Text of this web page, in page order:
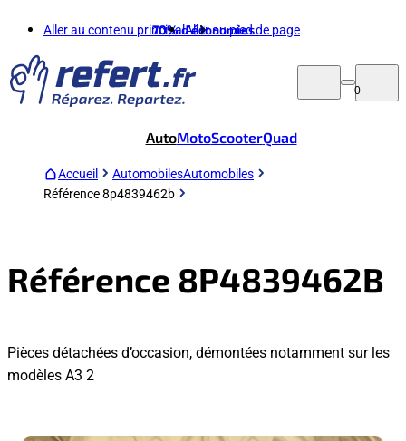
Aller au contenu principalAller au pied de page
70%d'économies
0
AutoMotoScooterQuad
Accueil AutomobilesAutomobiles
Référence 8p4839462b
Référence 8P4839462B
Pièces détachées d’occasion, démontées notamment sur les
modèles A3 2